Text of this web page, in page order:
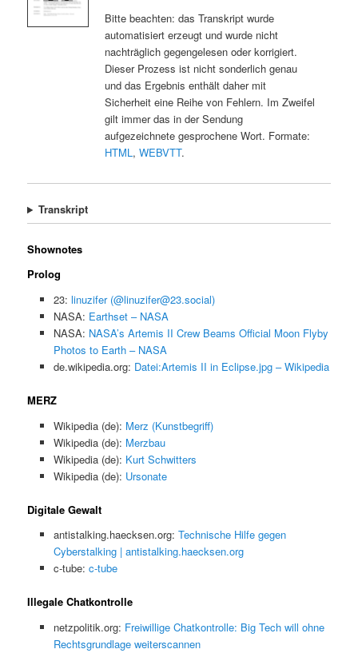
Bitte beachten: das Transkript wurde
automatisiert erzeugt und wurde nicht
nachträglich gegengelesen oder korrigiert.
Dieser Prozess ist nicht sonderlich genau
und das Ergebnis enthält daher mit
Sicherheit eine Reihe von Fehlern. Im Zweifel
gilt immer das in der Sendung
aufgezeichnete gesprochene Wort. Formate:
HTML, WEBVTT.
Transkript
Shownotes
Prolog
23: linuzifer (@linuzifer@23.social)
NASA: Earthset – NASA
NASA: NASA’s Artemis II Crew Beams Official Moon Flyby
Photos to Earth – NASA
de.wikipedia.org: Datei:Artemis II in Eclipse.jpg – Wikipedia
MERZ
Wikipedia (de): Merz (Kunstbegriff)
Wikipedia (de): Merzbau
Wikipedia (de): Kurt Schwitters
Wikipedia (de): Ursonate
Digitale Gewalt
antistalking.haecksen.org: Technische Hilfe gegen
Cyberstalking | antistalking.haecksen.org
c-tube: c-tube
Illegale Chatkontrolle
netzpolitik.org: Freiwillige Chatkontrolle: Big Tech will ohne
Rechtsgrundlage weiterscannen